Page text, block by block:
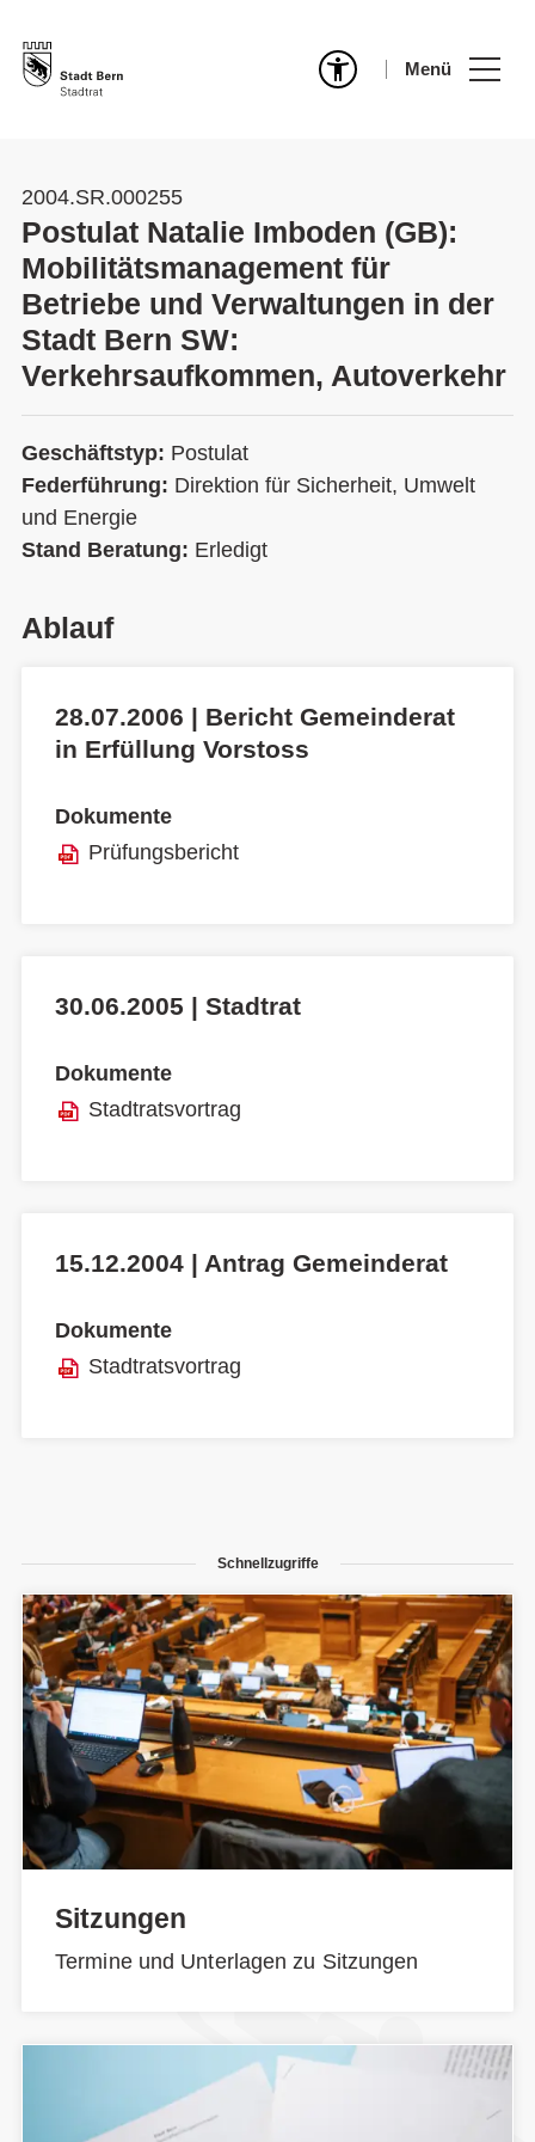
Menü
2004.SR.000255
Postulat Natalie Imboden (GB):
Mobilitätsmanagement für
Betriebe und Verwaltungen in der
Stadt Bern SW:
Verkehrsaufkommen, Autoverkehr
Geschäftstyp: Postulat
Federführung: Direktion für Sicherheit, Umwelt
und Energie
Stand Beratung: Erledigt
Ablauf
28.07.2006 | Bericht Gemeinderat
in Erfüllung Vorstoss
Dokumente
Prüfungsbericht
30.06.2005 | Stadtrat
Dokumente
Stadtratsvortrag
15.12.2004 | Antrag Gemeinderat
Dokumente
Stadtratsvortrag
Schnellzugriffe
Sitzungen
Termine und Unterlagen zu Sitzungen